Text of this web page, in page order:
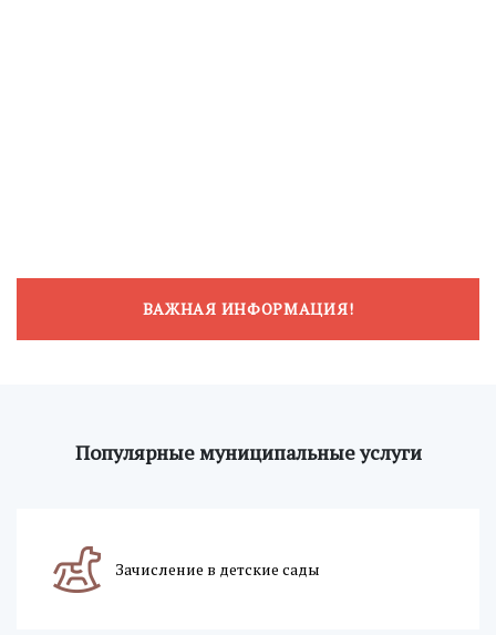
ВАЖНАЯ ИНФОРМАЦИЯ!
Популярные муниципальные услуги
Зачисление в детские сады